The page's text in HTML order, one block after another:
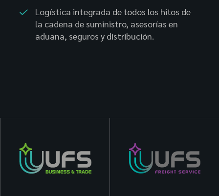
Logística integrada de todos los hitos de
la cadena de suministro, asesorías en
aduana, seguros y distribución.